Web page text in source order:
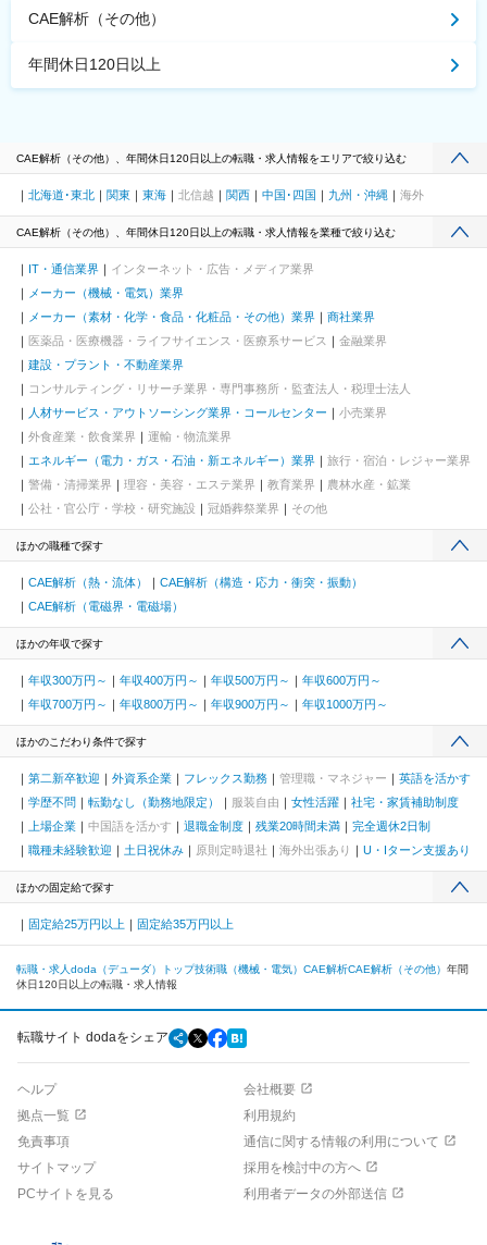
CAE解析（その他）
年間休日120日以上
CAE解析（その他）、年間休日120日以上の転職・求人情報をエリアで絞り込む
北海道･東北 関東 東海 北信越 関西 中国･四国 九州・沖縄 海外
CAE解析（その他）、年間休日120日以上の転職・求人情報を業種で絞り込む
IT・通信業界
インターネット・広告・メディア業界
メーカー（機械・電気）業界
メーカー（素材・化学・食品・化粧品・その他）業界
商社業界
医薬品・医療機器・ライフサイエンス・医療系サービス
金融業界
建設・プラント・不動産業界
コンサルティング・リサーチ業界・専門事務所・監査法人・税理士法人
人材サービス・アウトソーシング業界・コールセンター
小売業界
外食産業・飲食業界
運輸・物流業界
エネルギー（電力・ガス・石油・新エネルギー）業界
旅行・宿泊・レジャー業界
警備・清掃業界
理容・美容・エステ業界 教育業界
農林水産・鉱業
公社・官公庁・学校・研究施設
冠婚葬祭業界 その他
ほかの職種で探す
CAE解析（熱・流体）
CAE解析（構造・応力・衝突・振動）
CAE解析（電磁界・電磁場）
ほかの年収で探す
年収300万円～ 年収400万円～ 年収500万円～
年収600万円～
年収700万円～
年収800万円～ 年収900万円～ 年収1000万円～
ほかのこだわり条件で探す
第二新卒歓迎 外資系企業 フレックス勤務 管理職・マネジャー
英語を活かす
学歴不問
転勤なし（勤務地限定） 服装自由 女性活躍
社宅・家賃補助制度
上場企業
中国語を活かす 退職金制度 残業20時間未満
完全週休2日制
職種未経験歓迎
土日祝休み 原則定時退社 海外出張あり U・Iターン支援あり
ほかの固定給で探す
固定給25万円以上 固定給35万円以上
転職・求人doda（デューダ）トップ技術職（機械・電気） CAE解析CAE解析（その他） 年間
休日120日以上の転職・求人情報
転職サイト dodaをシェア
ヘルプ
会社概要
拠点一覧
利用規約
免責事項
通信に関する情報の利用について
サイトマップ
採用を検討中の方へ
PCサイトを見る
利用者データの外部送信